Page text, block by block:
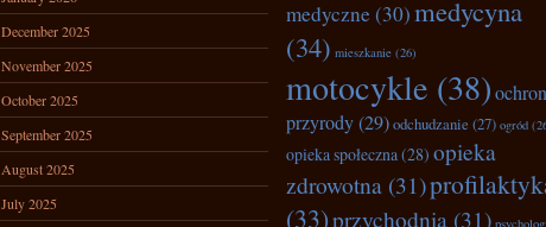
December 2025
November 2025
October 2025
September 2025
August 2025
July 2025
medyczne (30)medycyna
(34) mieszkanie (26)
motocykle (38)
przyrody(29)odchudzanie (27) ogród
opieka społeczna(28) opieka
zdrowotna (31)
(33)przychodnia (31)